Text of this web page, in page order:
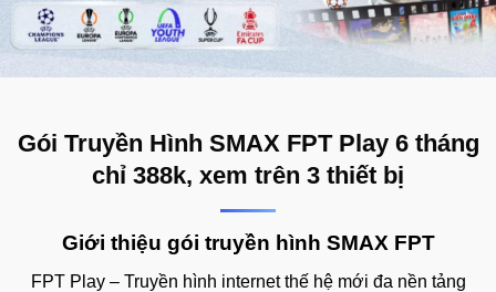
Gói Truyền Hình SMAX FPT Play 6 tháng
chỉ 388k, xem trên 3 thiết bị
Giới thiệu gói truyền hình SMAX FPT
FPT Play – Truyền hình internet thế hệ mới đa nền tảng